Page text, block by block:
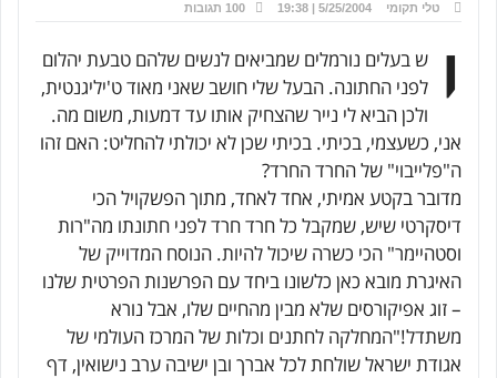
טלי תקומי 5/25/2004 | 19:38 100 תגובות
י
ש בעלים נורמלים שמביאים לנשים שלהם טבעת יהלום
לפני החתונה. הבעל שלי חושב שאני מאוד ט'יליגנטית,
ולכן הביא לי נייר שהצחיק אותו עד דמעות, משום מה.
אני, כשעצמי, בכיתי. בכיתי שכן לא יכולתי להחליט: האם זהו
ה"פלייבוי" של החרד החרד?
מדובר בקטע אמיתי, אחד לאחד, מתוך הפשקויל הכי
דיסקרטי שיש, שמקבל כל חרד חרד לפני חתונתו מה"רות
וסטהיימר" הכי כשרה שיכול להיות. הנוסח המדוייק של
האיגרת מובא כאן כלשונו ביחד עם הפרשנות הפרטית שלנו
– זוג אפיקורסים שלא מבין מהחיים שלו, אבל נורא
משתדל!"המחלקה לחתנים וכלות של המרכז העולמי של
אגודת ישראל שולחת לכל אברך ובן ישיבה ערב נישואין, דף